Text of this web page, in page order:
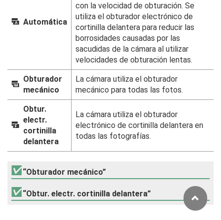
O Automática
con la velocidad de obturación. Se
utiliza el obturador electrónico de
cortinilla delantera para reducir las
borrosidades causadas por las
sacudidas de la cámara al utilizar
velocidades de obturación lentas.
P
Obturador
mecánico
La cámara utiliza el obturador
mecánico para todas las fotos.
x
Obtur.
electr.
cortinilla
delantera
La cámara utiliza el obturador
electrónico de cortinilla delantera en
todas las fotografías.
“Obturador mecánico”
“Obtur. electr. cortinilla delantera”